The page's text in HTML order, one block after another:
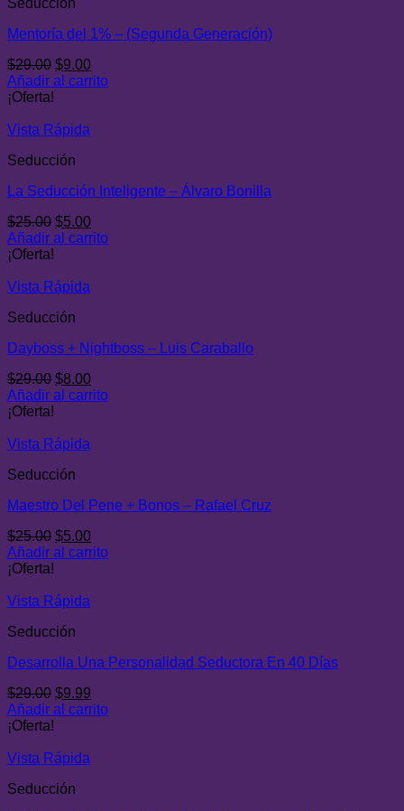
Seducción
Mentoría del 1% – (Segunda Generación)
$29.00 El
precio
$29.00.
$9.00El
precio
Añadir al carrito
¡Oferta!
Vista Rápida
Seducción
La Seducción Inteligente – Álvaro Bonilla
$25.00 El
precio
$25.00.
$5.00El
precio
Añadir al carrito
¡Oferta!
Vista Rápida
Seducción
Dayboss + Nightboss – Luis Caraballo
$29.00 El
precio
$29.00.
$8.00El
precio
Añadir al carrito
¡Oferta!
Vista Rápida
Seducción
Maestro Del Pene + Bonos – Rafael Cruz
$25.00 El
precio
$25.00.
$5.00El
precio
Añadir al carrito
¡Oferta!
Vista Rápida
Seducción
Desarrolla Una Personalidad Seductora En 40 Días
$29.00 El
precio
$29.00.
$9.99
precio
Añadir al carrito
¡Oferta!
Vista Rápida
Seducción